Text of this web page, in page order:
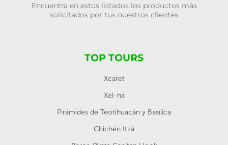
Encuentra en estos listados los productos más
solicitados por tus nuestros clientes
TOP TOURS
Xcaret
Xel-ha
Pirámides de Teotihuacán y Basílica
Chichén Itzá